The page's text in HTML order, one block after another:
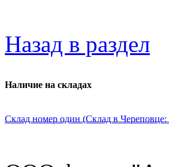
Назад в раздел
Наличие на складах
Склад номер один (Склад в